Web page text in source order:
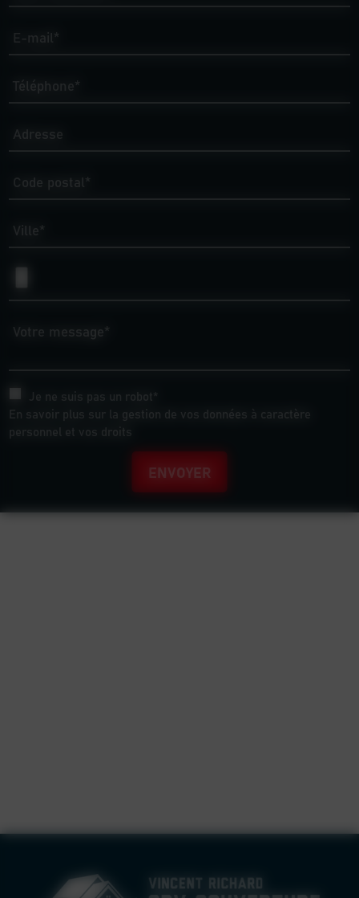
E-mail*
Téléphone*
Adresse
Code postal*
Ville*
Votre message*
Je ne suis pas un robot*
En savoir plus sur la gestion de vos données à caractère
personnel et vos droits
ENVOYER